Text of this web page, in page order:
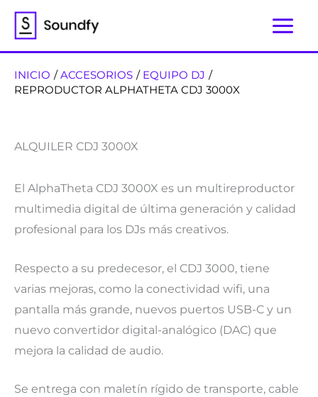
contenido
INICIO
ACCESORIOS
EQUIPO DJ
REPRODUCTOR ALPHATHETA CDJ 3000X
ALQUILER CDJ 3000X
El AlphaTheta CDJ 3000X es un multireproductor
multimedia digital de última generación y calidad
profesional para los DJs más creativos.
Respecto a su predecesor, el CDJ 3000, tiene
varias mejoras, como la conectividad wifi, una
pantalla más grande, nuevos puertos USB-C y un
nuevo convertidor digital-analógico (DAC) que
mejora la calidad de audio.
Se entrega con maletín rígido de transporte, cable